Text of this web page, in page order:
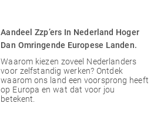
Aandeel Zzp’ers In Nederland Hoger
Dan Omringende Europese Landen.
Waarom kiezen zoveel Nederlanders
voor zelfstandig werken? Ontdek
waarom ons land een voorsprong heeft
op Europa en wat dat voor jou
betekent.